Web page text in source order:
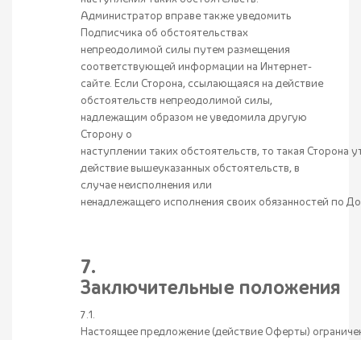
Администратор вправе также уведомить
Подписчика об обстоятельствах
непреодолимой силы путем размещения
соответствующей информации на Интернет-
сайте. Если Сторона, ссылающаяся на действие
обстоятельств непреодолимой силы,
надлежащим образом не уведомила другую
Сторону о
наступлении таких обстоятельств, то такая Сторона
действие вышеуказанных обстоятельств, в
случае неисполнения или
ненадлежащего исполнения своих обязанностей по
7.
Заключительные положения
7.1.
Настоящее предложение (действие Оферты)